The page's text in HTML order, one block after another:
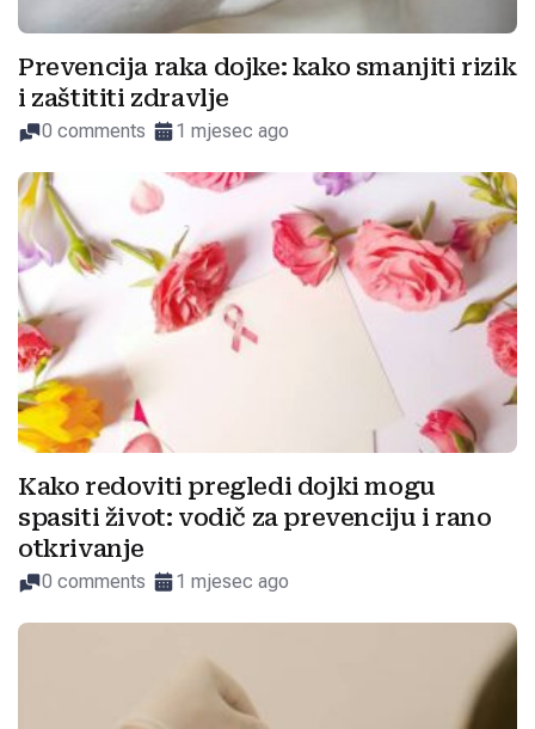
Prevencija raka dojke: kako smanjiti rizik
i zaštititi zdravlje
0 comments 1 mjesec ago
Kako redoviti pregledi dojki mogu
spasiti život: vodič za prevenciju i rano
otkrivanje
0 comments 1 mjesec ago